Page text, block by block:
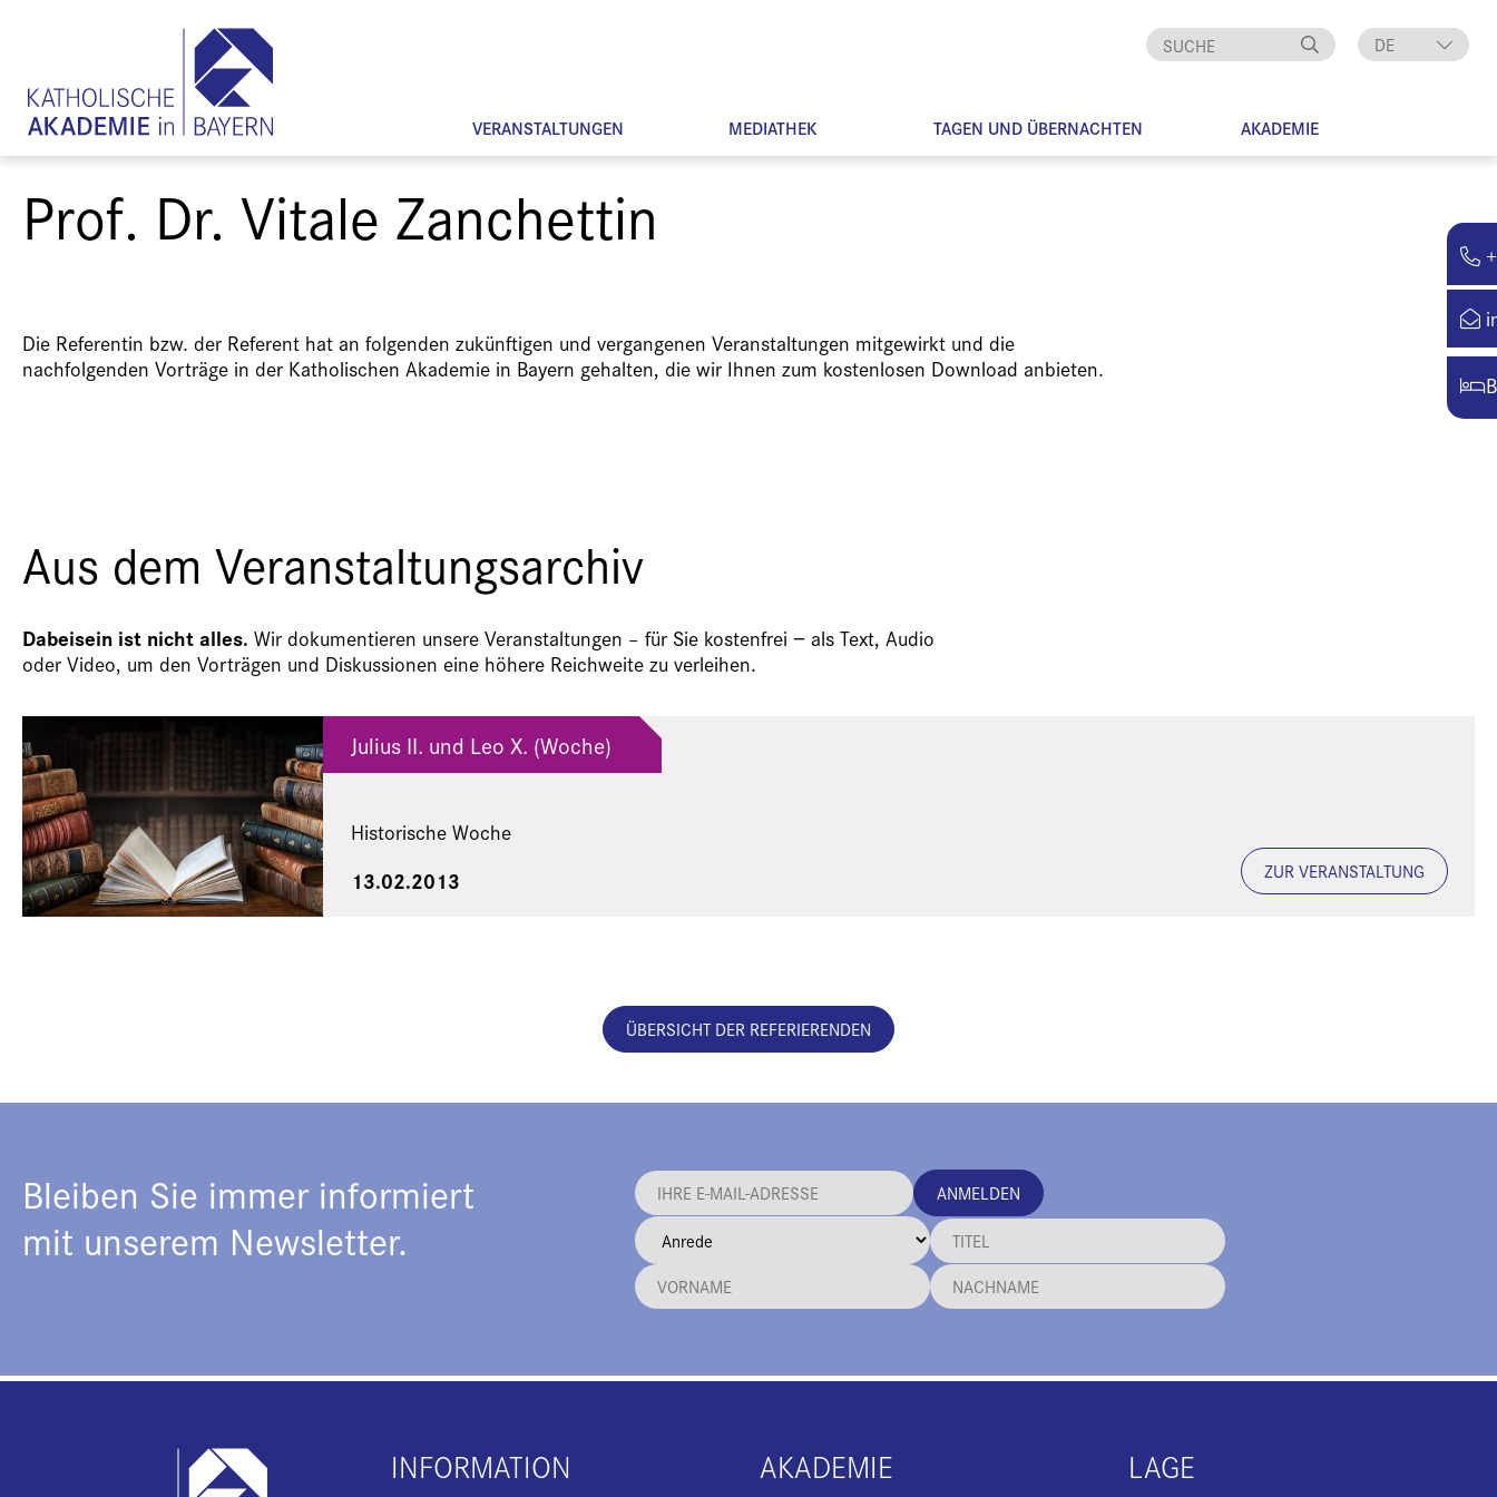
DE
VERANSTALTUNGEN MEDIATHEK TAGEN UND ÜBERNACHTEN AKADEMIE
Prof. Dr. Vitale Zanchettin
Die Referentin bzw. der Referent hat an folgenden zukünftigen und vergangenen Veranstaltungen mitgewirkt und die
nachfolgenden Vorträge in der Katholischen Akademie in Bayern gehalten, die wir Ihnen zum kostenlosen Download anbieten.
Aus dem Veranstaltungsarchiv
Dabeisein ist nicht alles. Wir dokumentieren unsere Veranstaltungen – für Sie kostenfrei − als Text, Audio
oder Video, um den Vorträgen und Diskussionen eine höhere Reichweite zu verleihen.
Julius II. und Leo X. (Woche)
Historische Woche
13.02.2013 ZUR VERANSTALTUNG
ÜBERSICHT DER REFERIERENDEN
Bleiben Sie immer informiert
mit unserem Newsletter.
ANMELDEN
INFORMATION AKADEMIE LAGE